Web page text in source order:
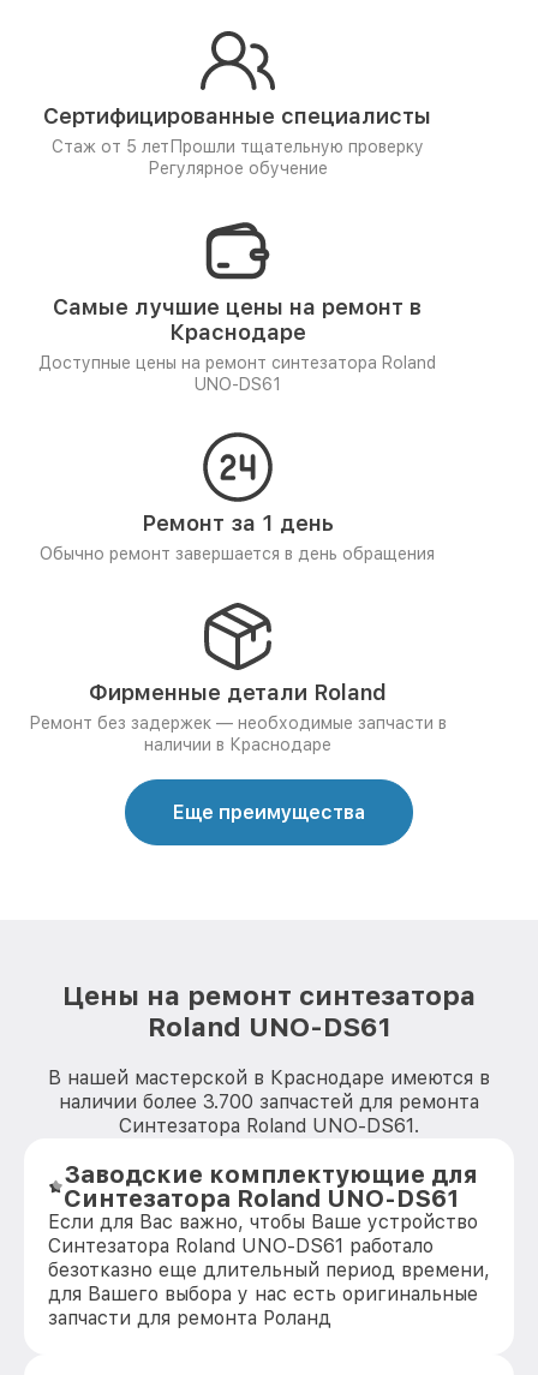
Сертифицированные специалисты
Стаж от 5 лет Прошли тщательную проверку
Регулярное обучение
Самые лучшие цены на ремонт в
Краснодаре
Доступные цены на ремонт синтезатора Roland
UNO-DS61
Ремонт за 1 день
Обычно ремонт завершается в день обращения
Фирменные детали Roland
Ремонт без задержек — необходимые запчасти в
наличии в Краснодаре
Еще преимущества
Цены на ремонт синтезатора
Roland UNO-DS61
В нашей мастерской в Краснодаре имеются в
наличии более 3.700 запчастей для ремонта
Синтезатора Roland UNO-DS61.
Заводские комплектующие для
Синтезатора Roland UNO-DS61
Если для Вас важно, чтобы Ваше устройство
Синтезатора Roland UNO-DS61 работало
безотказно еще длительный период времени,
для Вашего выбора у нас есть оригинальные
запчасти для ремонта Роланд